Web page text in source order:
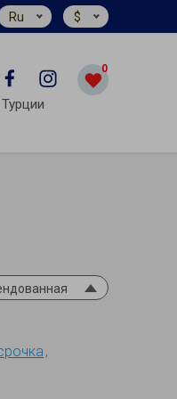
Ru $
0